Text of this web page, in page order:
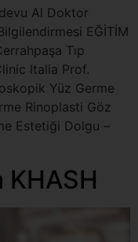
Al Doktor
EĞİTİM
Tıp
Italia Prof.
Yüz Germe
Rinoplasti Göz
Estetiği Dolgu –
KHASH